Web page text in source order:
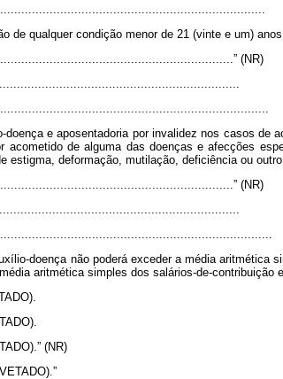
de qualquer condição menor de 21 (vinte e um)
(NR)
doença e aposentadoria por invalidez nos casos de
acometido de alguma das doenças e afecções
estigma, deformação, mutilação, deficiência ou
(NR)
doença não poderá exceder a média aritmética
aritmética simples dos salários-de-contribuição
(NR)